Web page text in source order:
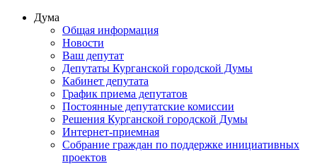
Дума
Общая информация
Новости
Ваш депутат
Депутаты Курганской городской Думы
Кабинет депутата
График приема депутатов
Постоянные депутатские комиссии
Решения Курганской городской Думы
Интернет-приемная
Собрание граждан по поддержке инициативных
проектов